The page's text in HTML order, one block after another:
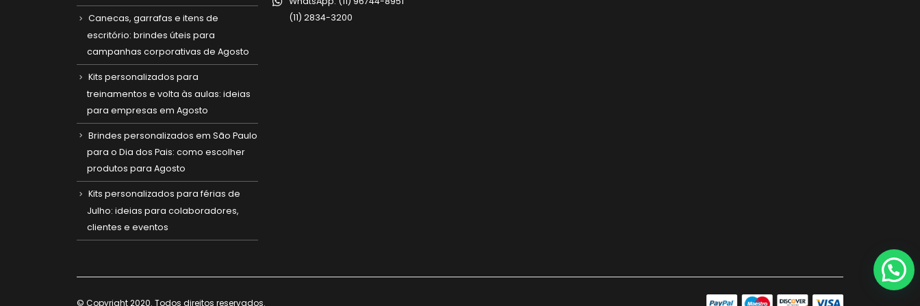
Canecas, garrafas e itens de
escritório: brindes úteis para
campanhas corporativas de Agosto
Kits personalizados para
treinamentos e volta às aulas: ideias
para empresas em Agosto
Brindes personalizados em São Paulo
para o Dia dos Pais: como escolher
produtos para Agosto
Kits personalizados para férias de
Julho: ideias para colaboradores,
clientes e eventos
(11) 2834-3200
© Copyright 2020. Todos direitos reservados.